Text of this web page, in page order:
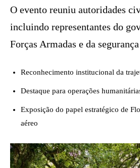
O evento reuniu autoridades
incluindo representantes do
Forças Armadas e da
Reconhecimento institucional da
Destaque para operações
Exposição do papel estratégico de
aéreo